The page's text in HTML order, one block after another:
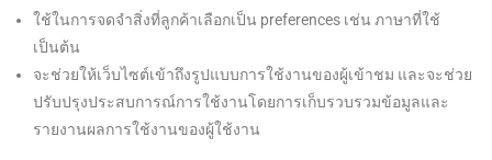
ใช้ในการจดจำสิ่งที่ลูกค้าเลือกเป็น preferences เช่น ภาษาที่ใช้
เป็นต้น
จะช่วยให้เว็บไซต์เข้าถึงรูปแบบการใช้งานของผู้เข้าชม และจะช่วย
ปรับปรุงประสบการณ์การใช้งานโดยการเก็บรวบรวมข้อมูลและ
รายงานผลการใช้งานของผู้ใช้งาน